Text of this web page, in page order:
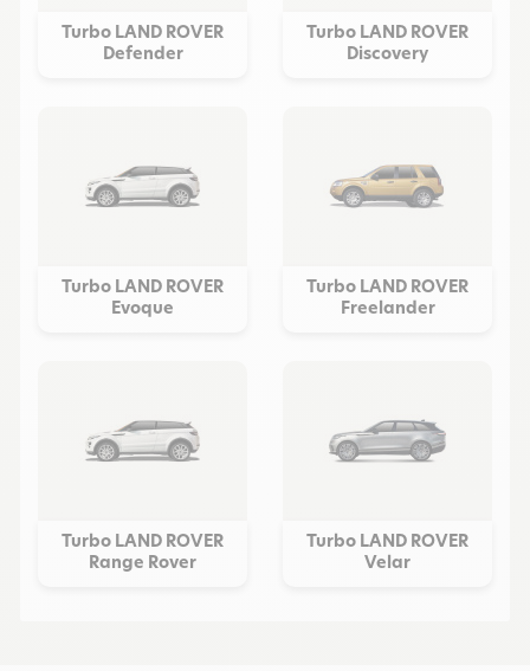
Turbo LAND ROVER
Defender
Turbo LAND ROVER
Discovery
Turbo LAND ROVER
Evoque
Turbo LAND ROVER
Freelander
Turbo LAND ROVER
Range Rover
Turbo LAND ROVER
Velar